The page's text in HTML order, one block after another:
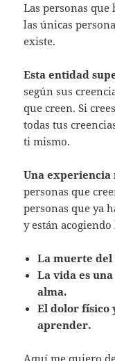
Las personas
las únicas
existe.
Esta entidad
según sus
que creen. Si
todas tus
ti mismo.
Una
personas que
personas que ya
y están
La muerte del
La vida es
alma.
El dolor físico
aprender.